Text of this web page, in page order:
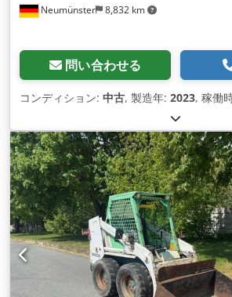
Neumünster 8,832 km
問い合わせる
コンディション: 中古, 製造年: 2023, 稼働